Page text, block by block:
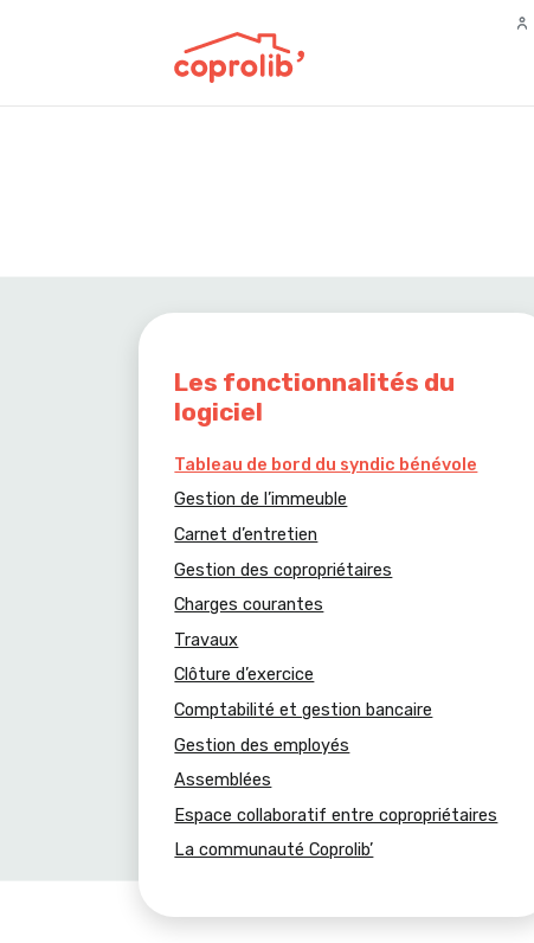
Les fonctionnalités du
logiciel
Tableau de bord du syndic bénévole
Gestion de l’immeuble
Carnet d’entretien
Gestion des copropriétaires
Charges courantes
Travaux
Clôture d’exercice
Comptabilité et gestion bancaire
Gestion des employés
Assemblées
Espace collaboratif entre copropriétaires
La communauté Coprolib’